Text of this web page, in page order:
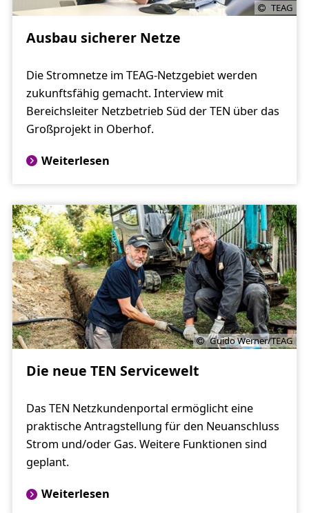
TEAG
Ausbau sicherer Netze
Die Stromnetze im TEAG-Netzgebiet werden
zukunftsfähig gemacht. Interview mit
Bereichsleiter Netzbetrieb Süd der TEN über das
Großprojekt in Oberhof.
Weiterlesen
Guido Werner/TEAG
Die neue TEN Servicewelt
Das TEN Netzkundenportal ermöglicht eine
praktische Antragstellung für den Neuanschluss
Strom und/oder Gas. Weitere Funktionen sind
geplant.
Weiterlesen